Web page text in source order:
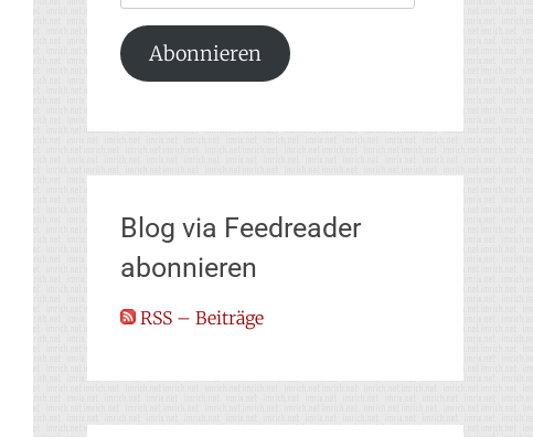
Adresse
Abonnieren
Blog via Feedreader
abonnieren
RSS – Beiträge